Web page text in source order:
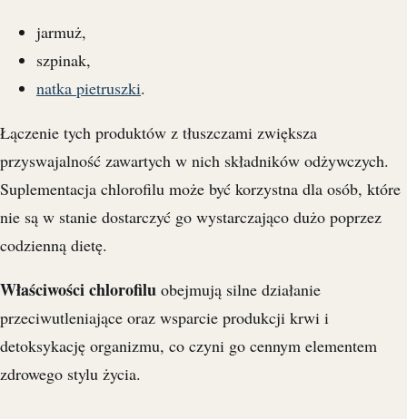
jarmuż,
szpinak,
natka pietruszki.
Łączenie tych produktów z tłuszczami zwiększa
przyswajalność zawartych w nich składników odżywczych.
Suplementacja chlorofilu może być korzystna dla osób, które
nie są w stanie dostarczyć go wystarczająco dużo poprzez
codzienną dietę.
Właściwości chlorofilu obejmują silne działanie
przeciwutleniające oraz wsparcie produkcji krwi i
detoksykację organizmu, co czyni go cennym elementem
zdrowego stylu życia.